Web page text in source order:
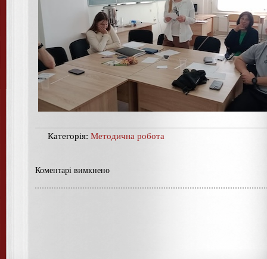
Категорія: Методична робота
Коментарі вимкнено